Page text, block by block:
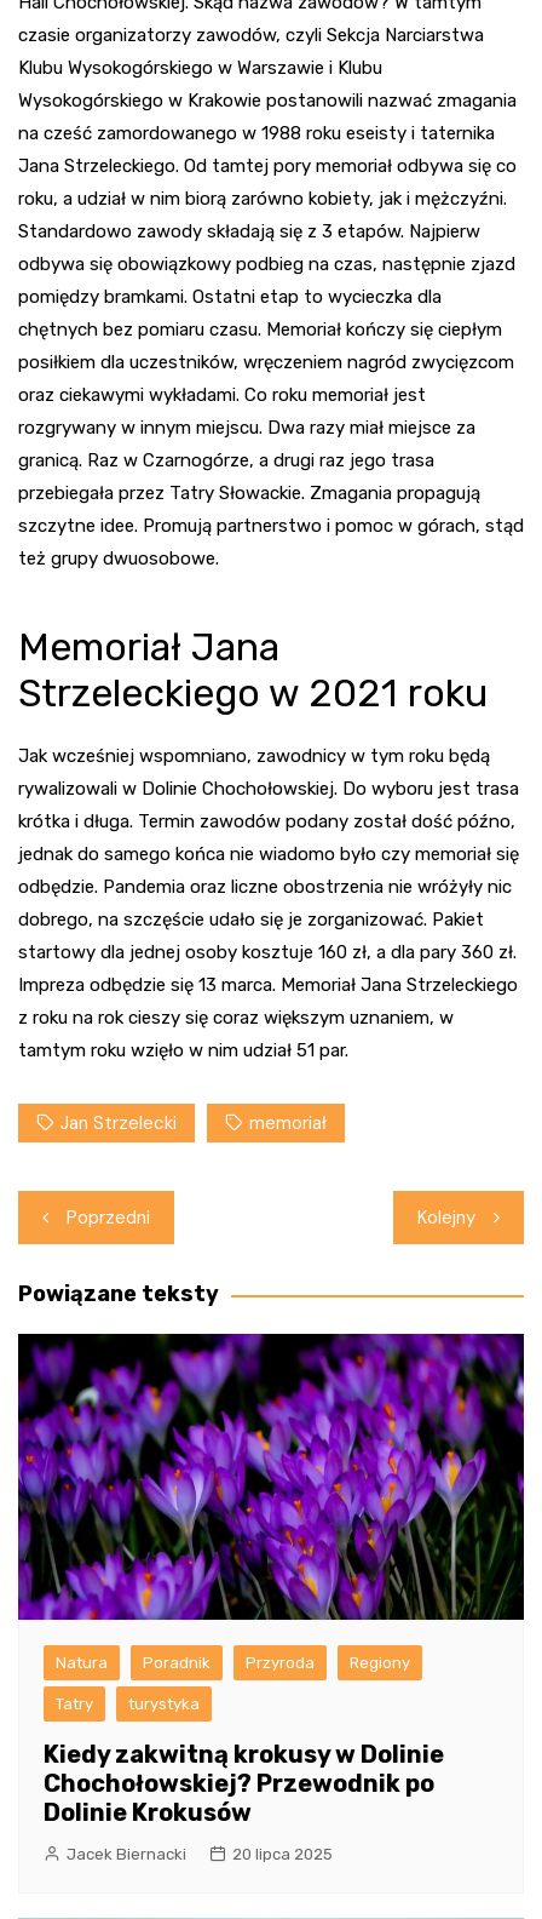
czasie organizatorzy zawodów, czyli Sekcja Narciarstwa
Klubu Wysokogórskiego w Warszawie i Klubu
Wysokogórskiego w Krakowie postanowili nazwać zmagania
na cześć zamordowanego w 1988 roku eseisty i taternika
Jana Strzeleckiego. Od tamtej pory memoriał odbywa się co
roku, a udział w nim biorą zarówno kobiety, jak i mężczyźni.
Standardowo zawody składają się z 3 etapów. Najpierw
odbywa się obowiązkowy podbieg na czas, następnie zjazd
pomiędzy bramkami. Ostatni etap to wycieczka dla
chętnych bez pomiaru czasu. Memoriał kończy się ciepłym
posiłkiem dla uczestników, wręczeniem nagród zwycięzcom
oraz ciekawymi wykładami. Co roku memoriał jest
rozgrywany w innym miejscu. Dwa razy miał miejsce za
granicą. Raz w Czarnogórze, a drugi raz jego trasa
przebiegała przez Tatry Słowackie. Zmagania propagują
szczytne idee. Promują partnerstwo i pomoc w górach, stąd
też grupy dwuosobowe.
Memoriał Jana
Strzeleckiego w 2021 roku
Jak wcześniej wspomniano, zawodnicy w tym roku będą
rywalizowali w Dolinie Chochołowskiej. Do wyboru jest trasa
krótka i długa. Termin zawodów podany został dość późno,
jednak do samego końca nie wiadomo było czy memoriał się
odbędzie. Pandemia oraz liczne obostrzenia nie wróżyły nic
dobrego, na szczęście udało się je zorganizować. Pakiet
startowy dla jednej osoby kosztuje 160 zł, a dla pary 360 zł.
Impreza odbędzie się 13 marca. Memoriał Jana Strzeleckiego
z roku na rok cieszy się coraz większym uznaniem, w
tamtym roku wzięło w nim udział 51 par.
Jan Strzelecki memoriał
Nawigacja
wpisu
Poprzedni Kolejny
Powiązane teksty
Natura Poradnik Przyroda Regiony
Tatry turystyka
Kiedy zakwitną krokusy w Dolinie
Chochołowskiej? Przewodnik po
Dolinie Krokusów
Jacek Biernacki 20 lipca 2025